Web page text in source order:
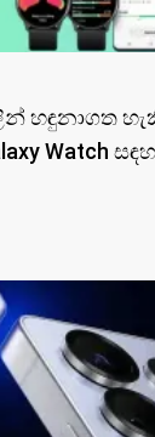
හැකි
Watch